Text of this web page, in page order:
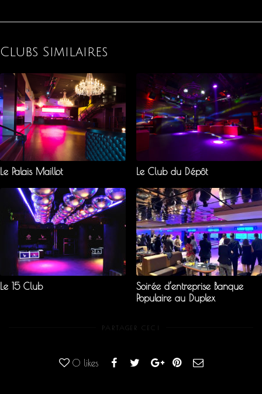
Clubs Similaires
Le Palais Maillot Le Club du Dépôt
Le 15 Club
Soirée d’entreprise Banque
Populaire au Duplex
PARTAGER CECI
0 likes